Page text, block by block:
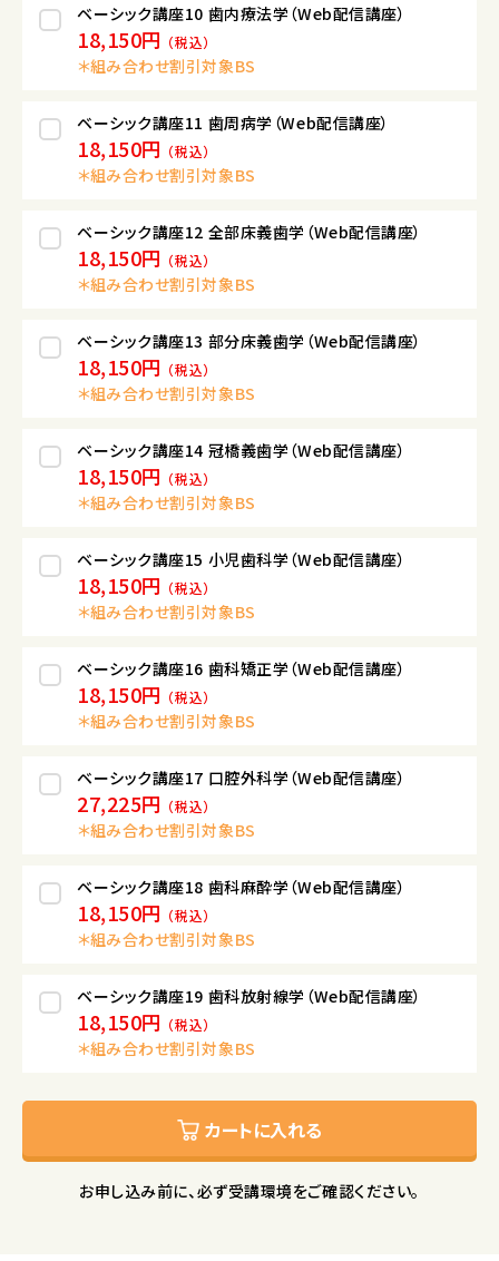
ベーシック講座10 歯内療法学（Web配信講座）
18,150円 （税込）
＊組み合わせ割引対象BS
ベーシック講座11 歯周病学（Web配信講座）
18,150円 （税込）
＊組み合わせ割引対象BS
ベーシック講座12 全部床義歯学（Web配信講座）
18,150円 （税込）
＊組み合わせ割引対象BS
ベーシック講座13 部分床義歯学（Web配信講座）
18,150円 （税込）
＊組み合わせ割引対象BS
ベーシック講座14 冠橋義歯学（Web配信講座）
18,150円 （税込）
＊組み合わせ割引対象BS
ベーシック講座15 小児歯科学（Web配信講座）
18,150円 （税込）
＊組み合わせ割引対象BS
ベーシック講座16 歯科矯正学（Web配信講座）
18,150円 （税込）
＊組み合わせ割引対象BS
ベーシック講座17 口腔外科学（Web配信講座）
27,225円 （税込）
＊組み合わせ割引対象BS
ベーシック講座18 歯科麻酔学（Web配信講座）
18,150円 （税込）
＊組み合わせ割引対象BS
ベーシック講座19 歯科放射線学（Web配信講座）
18,150円 （税込）
＊組み合わせ割引対象BS
カートに入れる
お申し込み前に、必ず受講環境をご確認ください。